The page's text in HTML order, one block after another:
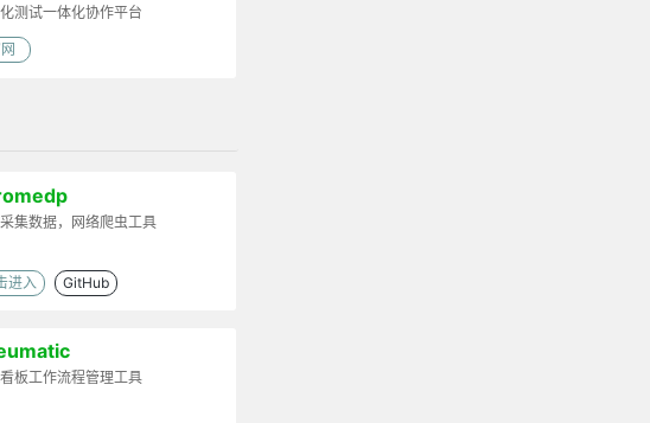
测试一体化协作平台
集数据，网络爬虫工具
进入 GitHub
板工作流程管理工具